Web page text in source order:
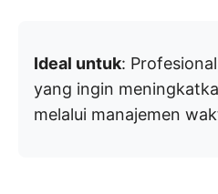
Ideal untuk:
yang ingin
melalui manajemen